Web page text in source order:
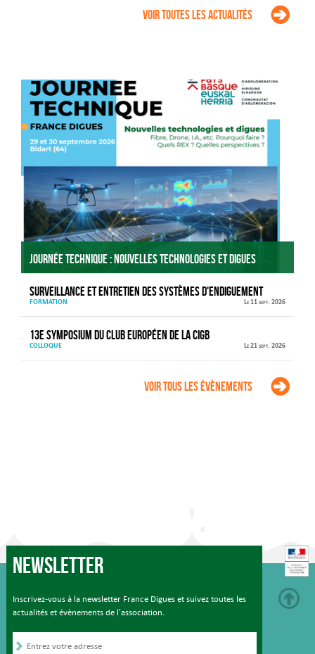
Voir toutes les actualités
Journée technique : Nouvelles technologies et digues
Surveillance et entretien des systèmes d'endiguement
FORMATION Le 11 sept. 2026
13e Symposium du Club européen de la CIGB
COLLOQUE Le 21 sept. 2026
Voir tous les évènements
Newsletter
Inscrivez-vous à la newsletter France Digues et suivez toutes les
actualités et évènements de l'association.